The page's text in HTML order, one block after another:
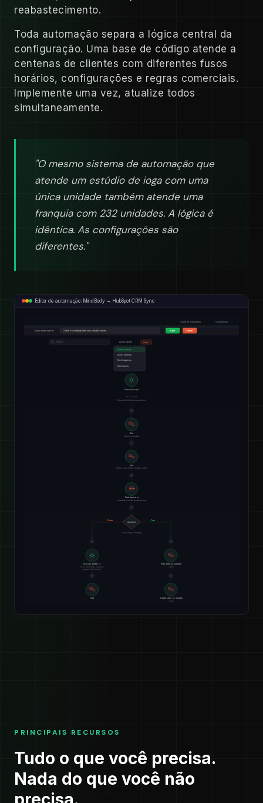
reabastecimento.
Toda automação separa a lógica central da
configuração. Uma base de código atende a
centenas de clientes com diferentes fusos
horários, configurações e regras comerciais.
Implemente uma vez, atualize todos
simultaneamente.
"O mesmo sistema de automação que
atende um estúdio de ioga com uma
única unidade também atende uma
franquia com 232 unidades. A lógica é
idêntica. As configurações são
diferentes."
Editor de automação: MindBody → HubSpot CRM Sync
PRINCIPAIS RECURSOS
Tudo o que você precisa.
Nada do que você não